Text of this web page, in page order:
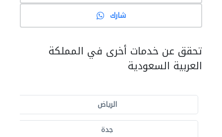
شارك
تحقق عن خدمات أخرى في المملكة
العربية السعودية
الرياض
جدة